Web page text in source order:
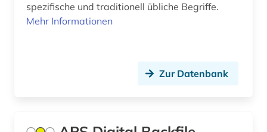
spezifische und traditionell übliche Begriffe.
Mehr Informationen
Zur Datenbank